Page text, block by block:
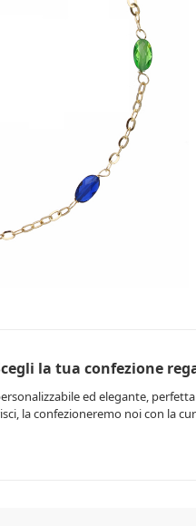
la tua confezione
ed elegante,
la confezioneremo noi con la